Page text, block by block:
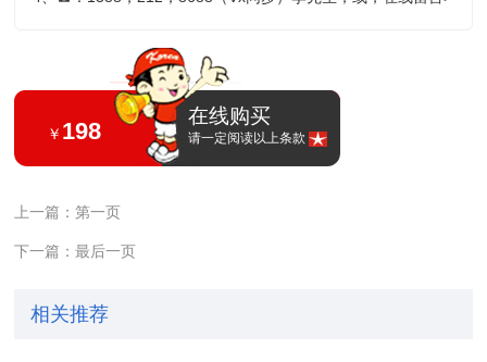
￥ 198
在线购买
请一定阅读以上条款
上一篇：第一页
下一篇：最后一页
相关推荐